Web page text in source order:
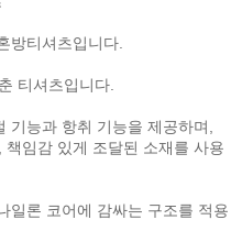
방티셔츠입니다.
티셔츠입니다.
기능과 항취 기능을 제공하며,
임감 있게 조달된 소재를 사용
일론 코어에 감싸는 구조를 적용